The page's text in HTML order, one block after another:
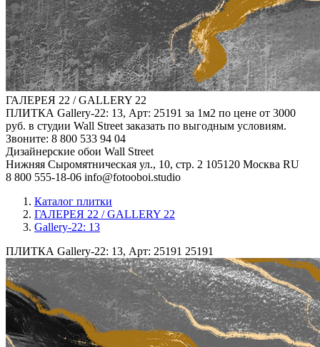
ГАЛЕРЕЯ 22 / GALLERY 22
ПЛИТКА Gallery-22: 13, Арт: 25191 за 1м2 по цене от 3000
руб. в студии Wall Street заказать по выгодным условиям.
Звоните: 8 800 533 94 04
Дизайнерские обои Wall Street
Нижняя Сыромятническая ул., 10, стр. 2 105120 Москва RU
8 800 555-18-06 info@fotooboi.studio
Каталог плитки
ГАЛЕРЕЯ 22 / GALLERY 22
Gallery-22: 13
ПЛИТКА Gallery-22: 13, Арт: 25191 25191